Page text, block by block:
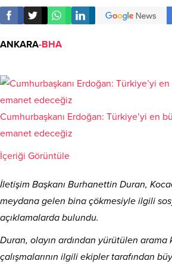
ANKARA-BHA
Cumhurbaşkanı Erdoğan: Türkiye’yi en
emanet edeceğiz
İçeriği Görüntüle
İletişim Başkanı Burhanettin Duran,
meydana gelen bina çökmesiyle ilgili
açıklamalarda bulundu.
Duran, olayın ardından yürütülen arama
çalışmalarının ilgili ekipler tarafından